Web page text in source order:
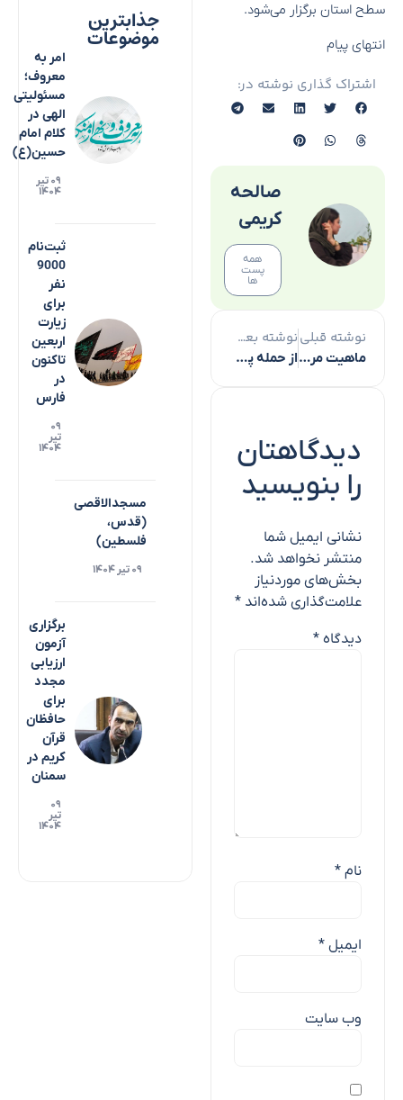
سطح استان برگزار می‌شود.
انتهای پیام
اشتراک گذاری نوشته در:
صالحه
کریمی
همه
پست
ها
نوشته قبلی
ماهیت مردمی برنامه‌های هفته اردبیل حفظ شود
نوشته بعدی
از حمله پهپادی رژیم صهیونیستی به لبنان تا ادعای ترامپ در مورد آزادی اسیران صهیونیست
دیدگاهتان
را بنویسید
نشانی ایمیل شما
منتشر نخواهد شد.
بخش‌های موردنیاز
علامت‌گذاری شده‌اند *
دیدگاه *
نام *
ایمیل *
وب‌ سایت
جذابترین
موضوعات
امر به
معروف؛
مسئولیتی
الهی در
کلام امام
حسین(ع)
۰۹ تیر
۱۴۰۴
ثبت‌نام
9000
نفر
برای
زیارت
اربعین
تاکنون
در
فارس
۰۹
تیر
۱۴۰۴
مسجدالاقصی
(قدس،
فلسطین)
۰۹ تیر ۱۴۰۴
برگزاری
آزمون
ارزیابی
مجدد
برای
حافظان
قرآن
کریم در
سمنان
۰۹
تیر
۱۴۰۴